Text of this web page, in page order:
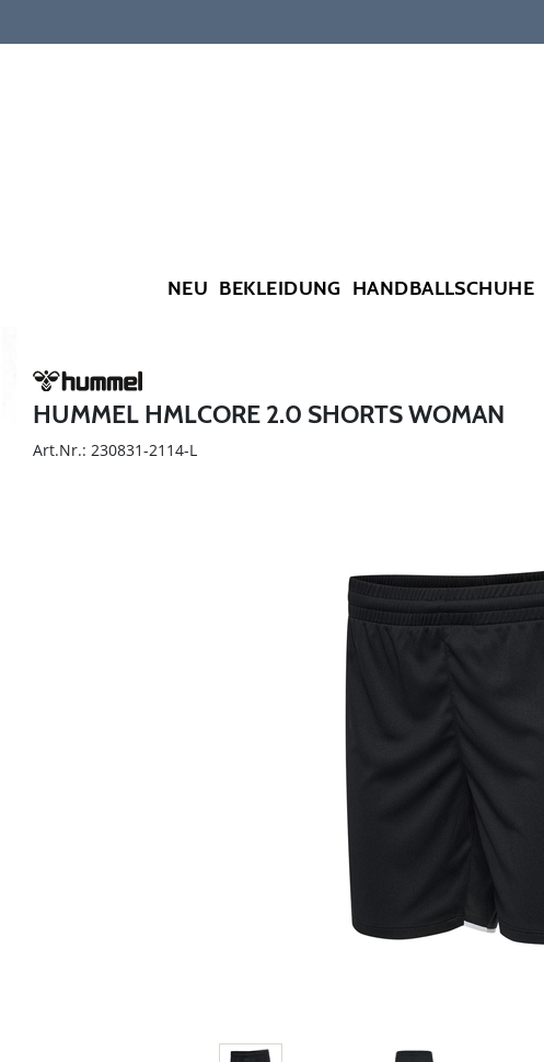
NEU BEKLEIDUNG HANDBALLSCHUHE
HUMMEL HMLCORE 2.0 SHORTS WOMAN
Art.Nr.: 230831-2114-L